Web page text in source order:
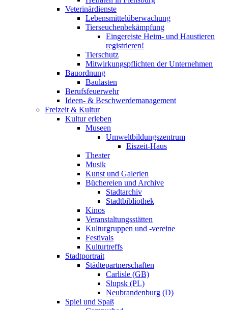
Veterinärdienste
Lebensmittelüberwachung
Tierseuchenbekämpfung
Eingereiste Heim- und Haustieren
registrieren!
Tierschutz
Mitwirkungspflichten der Unternehmen
Bauordnung
Baulasten
Berufsfeuerwehr
Ideen- & Beschwerdemanagement
Freizeit & Kultur
Kultur erleben
Museen
Umweltbildungszentrum
Eiszeit-Haus
Theater
Musik
Kunst und Galerien
Büchereien und Archive
Stadtarchiv
Stadtbibliothek
Kinos
Veranstaltungsstätten
Kulturgruppen und -vereine
Festivals
Kulturtreffs
Stadtportrait
Städtepartnerschaften
Carlisle (GB)
Slupsk (PL)
Neubrandenburg (D)
Spiel und Spaß